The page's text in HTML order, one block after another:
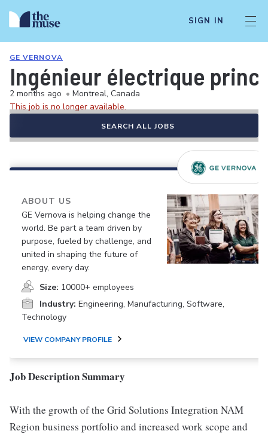
SIGN IN
GE VERNOVA
Ingénieur électrique
2 months ago • Montreal, Canada
This job is no longer available.
SEARCH ALL JOBS
ABOUT US
GE Vernova is helping change the
world. Be part a team driven by
purpose, fueled by challenge, and
united in shaping the future of
energy, every day.
Size: 10000+ employees
Industry: Engineering, Manufacturing, Software,
Technology
VIEW COMPANY PROFILE
Job Description Summary
With the growth of the Grid Solutions Integration NAM
Region business portfolio and increased work scope and